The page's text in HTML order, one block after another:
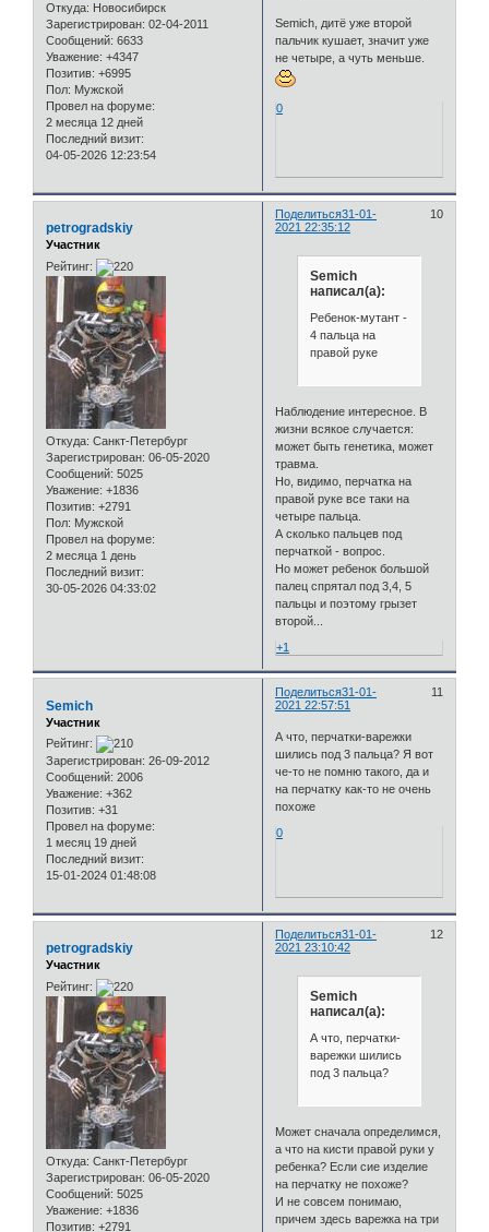
Откуда: Новосибирск
Зарегистрирован: 02-04-2011
Сообщений: 6633
Уважение: +4347
Позитив: +6995
Пол: Мужской
Провел на форуме:
2 месяца 12 дней
Последний визит:
04-05-2026 12:23:54
Semich, дитё уже второй
пальчик кушает, значит уже
не четыре, а чуть меньше.
0
Поделиться 10
31-01-
2021 22:35:12
petrogradskiy
Участник
Рейтинг:
Откуда: Санкт-Петербург
Зарегистрирован: 06-05-2020
Сообщений: 5025
Уважение: +1836
Позитив: +2791
Пол: Мужской
Провел на форуме:
2 месяца 1 день
Последний визит:
30-05-2026 04:33:02
Semich
написал(а):
Ребенок-мутант -
4 пальца на
правой руке
Наблюдение интересное. В
жизни всякое случается:
может быть генетика, может
травма.
Но, видимо, перчатка на
правой руке все таки на
четыре пальца.
А сколько пальцев под
перчаткой - вопрос.
Но может ребенок большой
палец спрятал под 3,4, 5
пальцы и поэтому грызет
второй...
+1
Поделиться 11
31-01-
2021 22:57:51
Semich
Участник
Рейтинг:
Зарегистрирован: 26-09-2012
Сообщений: 2006
Уважение: +362
Позитив: +31
Провел на форуме:
1 месяц 19 дней
Последний визит:
15-01-2024 01:48:08
А что, перчатки-варежки
шились под 3 пальца? Я вот
че-то не помню такого, да и
на перчатку как-то не очень
похоже
0
Поделиться 12
31-01-
2021 23:10:42
petrogradskiy
Участник
Рейтинг:
Откуда: Санкт-Петербург
Зарегистрирован: 06-05-2020
Сообщений: 5025
Уважение: +1836
Позитив: +2791
Semich
написал(а):
А что, перчатки-
варежки шились
под 3 пальца?
Может сначала определимся,
а что на кисти правой руки у
ребенка? Если сие изделие
на перчатку не похоже?
И не совсем понимаю,
причем здесь варежка на три